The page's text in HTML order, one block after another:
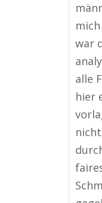
war
alle
hier